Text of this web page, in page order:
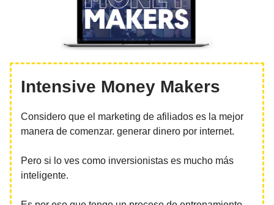
Intensive Money Makers
Considero que el marketing de afiliados es la mejor
manera de comenzar. generar dinero por internet.
Pero si lo ves como inversionistas es mucho más
inteligente.